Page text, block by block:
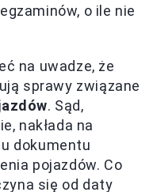
o ile nie
na uwadze, że
sprawy związane
. Sąd,
nakłada na
dokumentu
pojazdów. Co
się od daty